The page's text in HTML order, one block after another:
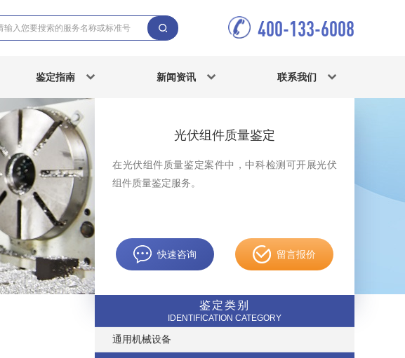
400-133-6008
鉴定指南 新闻资讯 联系我们
光伏组件质量鉴定
在光伏组件质量鉴定案件中，中科检测可开展光伏
组件质量鉴定服务。
快速咨询 留言报价
鉴定类别
IDENTIFICATION CATEGORY
通用机械设备